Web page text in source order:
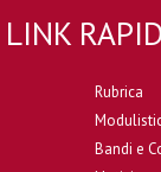
LINK
Rubrica
Bandi e